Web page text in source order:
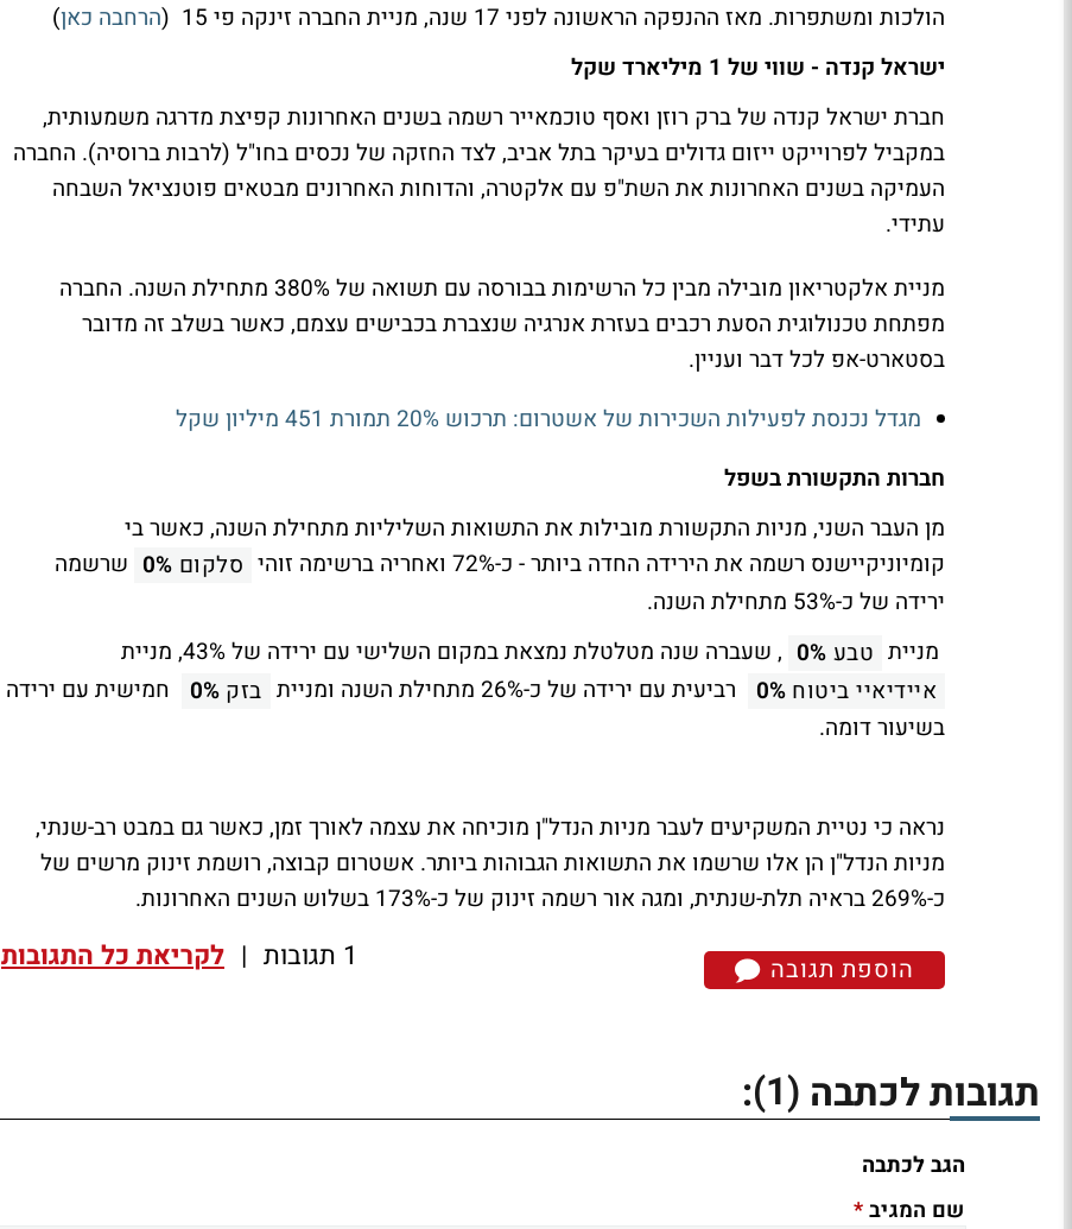
הולכות ומשתפרות. מאז ההנפקה הראשונה לפני 17 שנה, מניית החברה זינקה פי 15 (
הרחבה כאן)
ישראל קנדה - שווי של 1 מיליארד שקל
חברת ישראל קנדה של ברק רוזן ואסף טוכמאייר רשמה בשנים האחרונות קפיצת מדרגה משמעותית,
במקביל לפרוייקט ייזום גדולים בעיקר בתל אביב, לצד החזקה של נכסים בחו"ל (לרבות ברוסיה). החברה
העמיקה בשנים האחרונות את השת"פ עם אלקטרה, והדוחות האחרונים מבטאים פוטנציאל השבחה
עתידי.
מניית אלקטריאון מובילה מבין כל הרשימות בבורסה עם תשואה של 380% מתחילת השנה. החברה
מפתחת טכנולוגית הסעת רכבים בעזרת אנרגיה שנצברת בכבישים עצמם, כאשר בשלב זה מדובר
בסטארט-אפ לכל דבר ועניין.
מגדל נכנסת לפעילות השכירות של אשטרום: תרכוש 20% תמורת 451 מיליון שקל
חברות התקשורת בשפל
מן העבר השני, מניות התקשורת מובילות את התשואות השליליות מתחילת השנה, כאשר בי
קומיוניקיישנס רשמה את הירידה החדה ביותר - כ-72% ואחריה ברשימה זוהי
סלקום 0% שרשמה
ירידה של כ-53% מתחילת השנה.
מניית טבע 0% , שעברה שנה מטלטלת נמצאת במקום השלישי עם ירידה של 43%, מניית
איידיאיי ביטוח 0% רביעית עם ירידה של כ-26% מתחילת השנה ומניית בזק 0%
חמישית עם ירידה
בשיעור דומה.
נראה כי נטיית המשקיעים לעבר מניות הנדל"ן מוכיחה את עצמה לאורך זמן, כאשר גם במבט רב-שנתי,
מניות הנדל"ן הן אלו שרשמו את התשואות הגבוהות ביותר. אשטרום קבוצה, רושמת זינוק מרשים של
כ-269% בראיה תלת-שנתית, ומגה אור רשמה זינוק של כ-173% בשלוש השנים האחרונות.
הוספת תגובה 1 תגובות | לקריאת כל התגובות
תגובות לכתבה (1)
:
הגב לכתבה
שם המגיב*